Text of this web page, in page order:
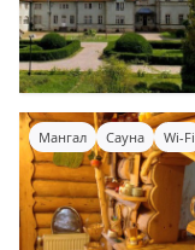
Мангал Сауна Wi-Fi